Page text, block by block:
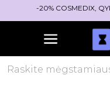
-20% COSMEDIX,